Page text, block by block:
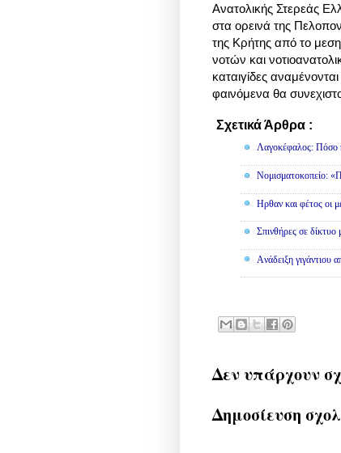
Ανατολικής Στερεάς
στα ορεινά της
της Κρήτης από το
νοτών και
καταιγίδες
φαινόμενα θα
Σχετικά Άρθρα :
Λαγοκέφαλος: Πόσο
Νομισματοκοπείο:
Ηρθαν και φέτος οι
Σπινθήρες σε δίκτυο
Aνάδειξη γιγάντιου
Δεν υπάρχουν
Δημοσίευση